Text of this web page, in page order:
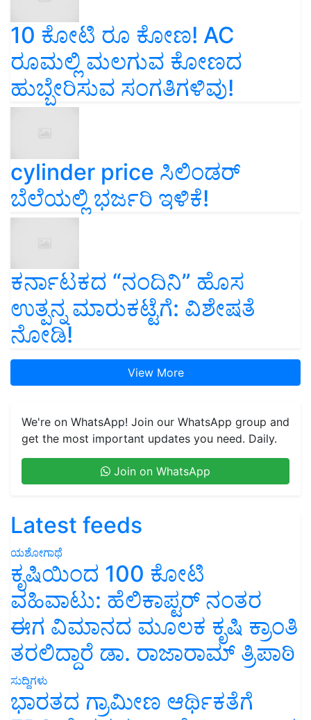
10 ಕೋಟಿ ರೂ ಕೋಣ! AC
ರೂಮಲ್ಲಿ ಮಲಗುವ ಕೋಣದ
ಹುಬ್ಬೇರಿಸುವ ಸಂಗತಿಗಳಿವು!
cylinder price ಸಿಲಿಂಡರ್‌
ಬೆಲೆಯಲ್ಲಿ ಭರ್ಜರಿ ಇಳಿಕೆ!
ಕರ್ನಾಟಕದ “ನಂದಿನಿ” ಹೊಸ
ಉತ್ಪನ್ನ ಮಾರುಕಟ್ಟೆಗೆ: ವಿಶೇಷತೆ
ನೋಡಿ!
View More
We're on WhatsApp! Join our WhatsApp group and
get the most important updates you need. Daily.
Join on WhatsApp
Latest feeds
ಯಶೋಗಾಥೆ
ಕೃಷಿಯಿಂದ 100 ಕೋಟಿ
ವಹಿವಾಟು: ಹೆಲಿಕಾಪ್ಟರ್ ನಂತರ
ಈಗ ವಿಮಾನದ ಮೂಲಕ ಕೃಷಿ ಕ್ರಾಂತಿ
ತರಲಿದ್ದಾರೆ ಡಾ. ರಾಜಾರಾಮ್ ತ್ರಿಪಾಠಿ
ಸುದ್ದಿಗಳು
ಭಾರತದ ಗ್ರಾಮೀಣ ಆರ್ಥಿಕತೆಗೆ